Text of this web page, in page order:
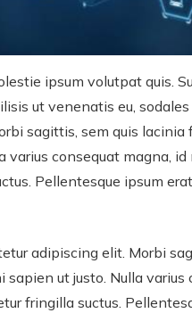
ipsum volutpat quis.
ut venenatis eu,
sagittis, sem quis lacinia
consequat magna,
Pellentesque ipsum
adipiscing elit. Morbi
ut justo. Nulla
fringilla suctus.